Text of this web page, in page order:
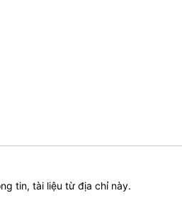
tin, tài liệu từ địa chỉ này.